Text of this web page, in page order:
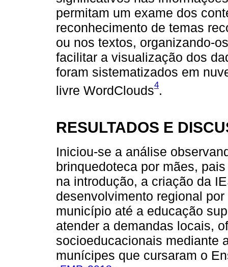
permitam um exame dos
reconhecimento de temas
ou nos textos, organizando-
facilitar a visualização dos
foram sistematizados em
livre WordClouds4.
RESULTADOS E
Iniciou-se a análise
brinquedoteca por mães,
na introdução, a criação da
desenvolvimento regional
município até a educação
atender a demandas locais,
socioeducacionais mediante
munícipes que cursaram o